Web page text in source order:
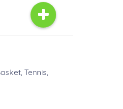
Tennis,